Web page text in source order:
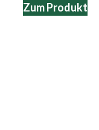
Zum Produkt